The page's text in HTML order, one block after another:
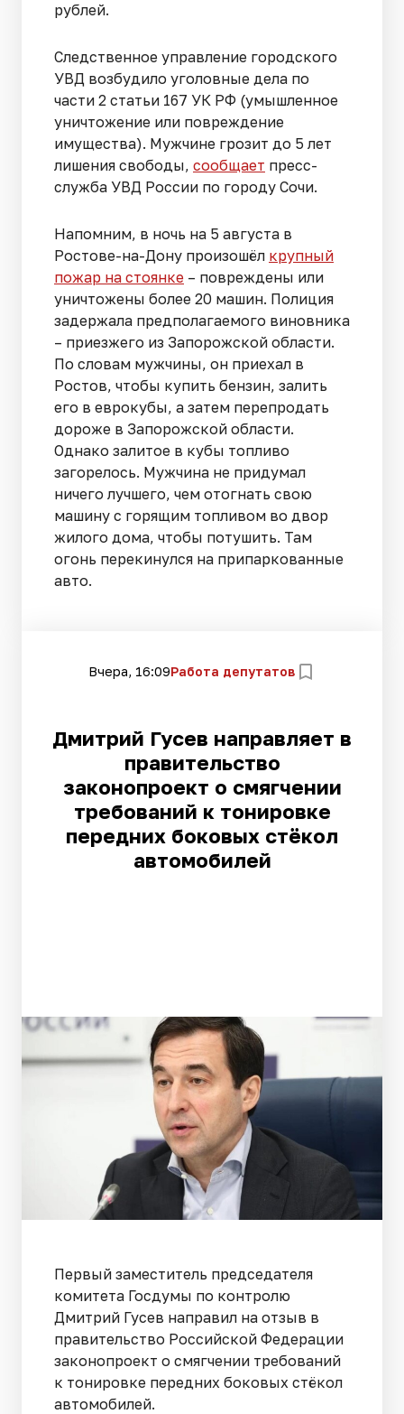
рублей.
Следственное управление городского
УВД возбудило уголовные дела по
части 2 статьи 167 УК РФ (умышленное
уничтожение или повреждение
имущества). Мужчине грозит до 5 лет
лишения свободы, сообщает пресс-
служба УВД России по городу Сочи.
Напомним, в ночь на 5 августа в
Ростове-на-Дону произошёл крупный
пожар на стоянке – повреждены или
уничтожены более 20 машин. Полиция
задержала предполагаемого виновника
– приезжего из Запорожской области.
По словам мужчины, он приехал в
Ростов, чтобы купить бензин, залить
его в еврокубы, а затем перепродать
дороже в Запорожской области.
Однако залитое в кубы топливо
загорелось. Мужчина не придумал
ничего лучшего, чем отогнать свою
машину с горящим топливом во двор
жилого дома, чтобы потушить. Там
огонь перекинулся на припаркованные
авто.
Вчера, 16:09Работа депутатов
Дмитрий Гусев направляет в
правительство
законопроект о смягчении
требований к тонировке
передних боковых стёкол
автомобилей
Первый заместитель председателя
комитета Госдумы по контролю
Дмитрий Гусев направил на отзыв в
правительство Российской Федерации
законопроект о смягчении требований
к тонировке передних боковых стёкол
автомобилей.